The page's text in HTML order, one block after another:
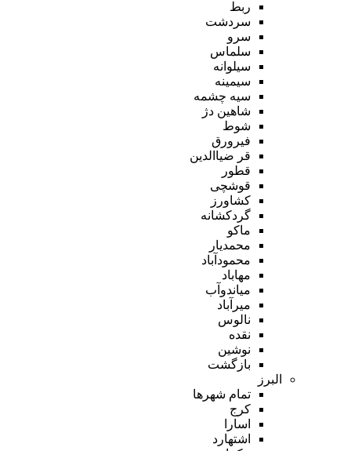
ربط
سردشت
سرو
سلماس
سیلوانه
سیمینه
سیه چشمه
شاهین دژ
شوط
فیرورق
قر ضیاالدین
قطور
قوشچی
کشاورز
گردکشانه
ماکو
محمدیار
محمودآباد
مهاباد
میاندوآب
میرآباد
نالوس
نقده
نوشین
بازگشت
البرز
تمام شهر‌ها
کرج
اسارا
اشتهارد